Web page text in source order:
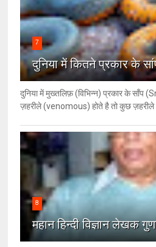
7
दुनिया में कितने प्रकार के
दुनिया में मुख्तलिफ़ (विभिन्न) प्रकार के साँप
ज़हरीले (venomous) होते है तो कुछ ज़हरीले
8
महान हिन्दी विज्ञान लेखक